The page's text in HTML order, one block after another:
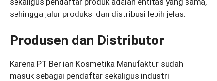
sehingga jalur produksi dan distribusi lebih jelas.
Produsen dan Distributor
Karena PT Berlian Kosmetika Manufaktur sudah
masuk sebagai pendaftar sekaligus industri